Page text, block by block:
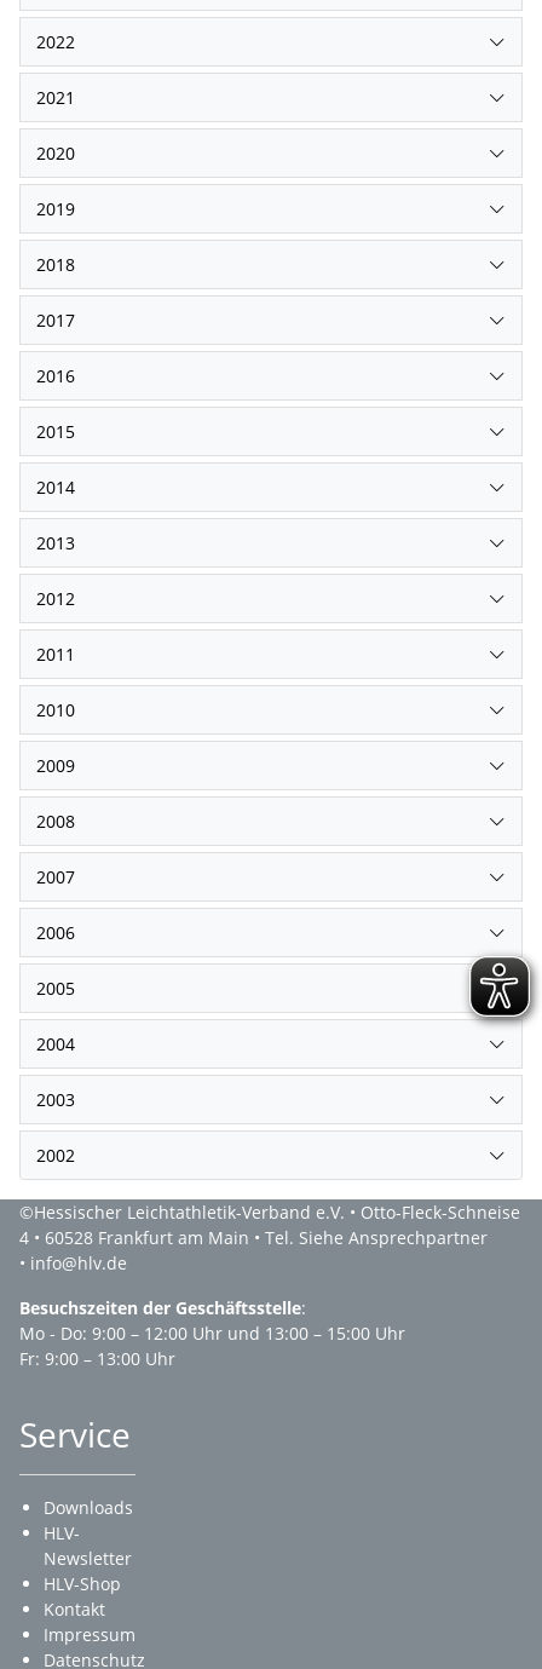
2022
2021
2020
2019
2018
2017
2016
2015
2014
2013
2012
2011
2010
2009
2008
2007
2006
2005
2004
2003
2002
©Hessischer Leichtathletik-Verband e.V. • Otto-Fleck-Schneise
4 • 60528 Frankfurt am Main • Tel. Siehe Ansprechpartner
• info@hlv.de
Besuchszeiten der Geschäftsstelle:
Mo - Do: 9:00 – 12:00 Uhr und 13:00 – 15:00 Uhr
Fr: 9:00 – 13:00 Uhr
Service
Downloads
HLV-
Newsletter
HLV-Shop
Kontakt
Impressum
Datenschutz